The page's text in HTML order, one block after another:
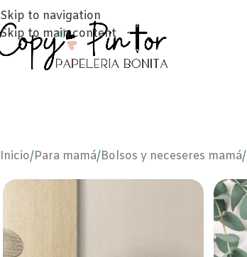
Skip to navigation
Skip to main content
Inicio/Para mamá/Bolsos y neceseres mamá/